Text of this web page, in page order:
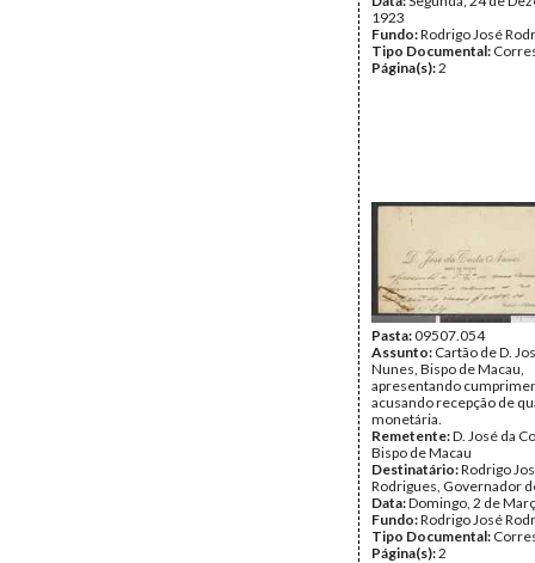
1923
Fundo:Rodrigo José
Tipo Documental:
Página(s):2
Pasta:09507.054
Assunto: Cartão de D.
Nunes, Bispo de Macau,
apresentando
acusando recepção de
monetária.
Remetente:D. José da
Bispo de Macau
Destinatário:Rodrigo
Rodrigues, Governador
Data:Domingo, 2 de
Fundo:Rodrigo José
Tipo Documental:
Página(s):2